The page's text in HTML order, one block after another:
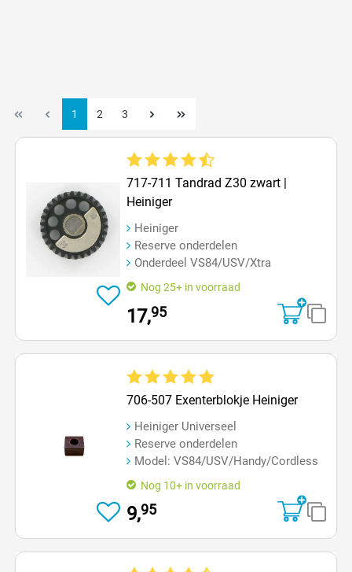
1 2 3
Gemiddelde waardering van 4.5 van 5 sterren
717-711 Tandrad Z30 zwart |
Heiniger
Heiniger
Reserve onderdelen
Onderdeel VS84/USV/Xtra
Nog 25+ in voorraad
17,95
706-507 Exenterblokje Heiniger
Heiniger Universeel
Reserve onderdelen
Model: VS84/USV/Handy/Cordless
Nog 10+ in voorraad
9,95